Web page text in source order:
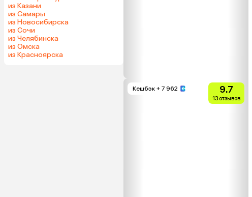
из Казани
из Самары
из Новосибирска
из Сочи
из Челябинска
из Омска
из Красноярска
Кешбэк + 7 962 9.7
13 отзывов